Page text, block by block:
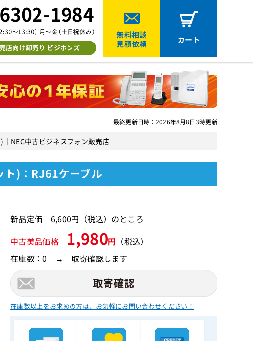
店向け卸売り ビジホンズ
無料相談
見積依頼
カート
最終更新日時：2026年8月8日3時更新
NEC中古ビジネスフォン販売店
ト)：RJ61ケーブル
新品定価 6,600円（税込）のところ
中古美品価格 1,980円 （税込）
在庫数：0 → 取寄確認します
在庫数以上をお求めの方は、 お気軽にお問い合わせください！